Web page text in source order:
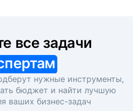
нужные инструменты,
бюджет и найти лучшую
ваших бизнес-задач